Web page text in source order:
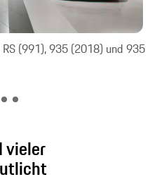
(991), 935 (2018) und 935
vieler